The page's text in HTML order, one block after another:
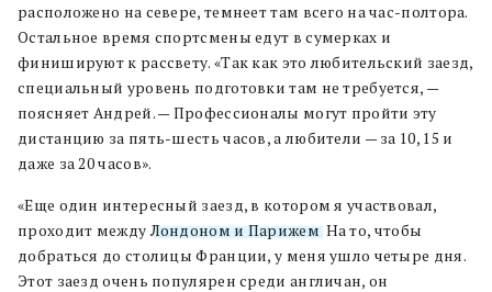
расположено на севере, темнеет там всего на час-полтора.
Остальное время спортсмены едут в сумерках и
финишируют к рассвету. «Так как это любительский заезд,
специальный уровень подготовки там не требуется, —
поясняет Андрей. — Профессионалы могут пройти эту
дистанцию за пять-шесть часов, а любители — за 10, 15 и
даже за 20 часов».
«Еще один интересный заезд, в котором я участвовал,
проходит между Лондоном и Парижем. На то, чтобы
добраться до столицы Франции, у меня ушло четыре дня.
Этот заезд очень популярен среди англичан, он